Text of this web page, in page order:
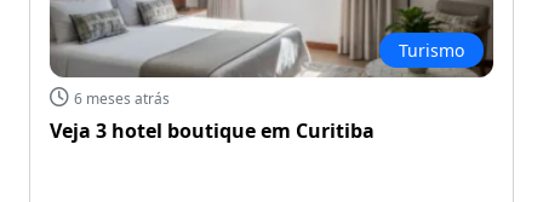
Turismo
6 meses atrás
Veja 3 hotel boutique em Curitiba